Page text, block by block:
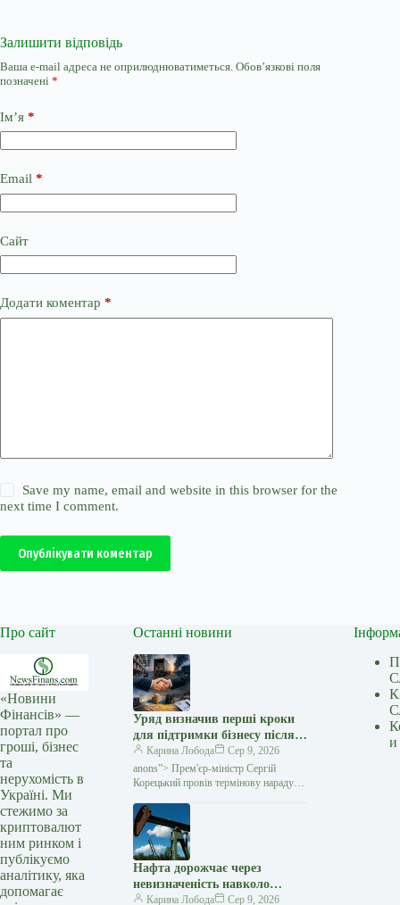
Залишити відповідь
Ваша e-mail адреса не оприлюднюватиметься. Обов’язкові поля
позначені *
Ім’я *
Email *
Сайт
Додати коментар *
Save my name, email and website in this browser for the
next time I comment.
Опублікувати коментар
Про сайт
«Новини
Фінансів» —
портал про
гроші, бізнес
та
нерухомість в
Україні. Ми
стежимо за
криптовалют
ним ринком і
публікуємо
аналітику, яка
допомагає
Останні новини
Уряд визначив перші кроки
для підтримки бізнесу після
російських атак — Мінфін
Карина Лобода
Сер 9, 2026
anons”> Прем'єр-міністр Сергій
Корецький провів термінову нараду
та логістичних компаній після серії
російських ударів
Нафта дорожчає через
невизначеність навколо
переговорів Ірану та Оману
Карина Лобода Сер 9, 2026
и